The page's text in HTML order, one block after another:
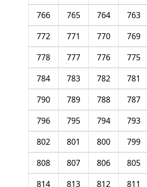
763
764
765
766
769
770
771
772
775
776
777
778
781
782
783
784
787
788
789
790
793
794
795
796
799
800
801
802
805
806
807
808
811
812
813
814